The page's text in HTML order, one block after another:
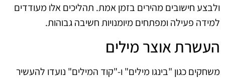
ולבצע חישובים מהירים בזמן אמת. תהליכים אלו מעודדים
למידה פעילה ומפתחים מיומנויות חשיבה גבוהות.
העשרת אוצר מילים
משחקים כגון "בינגו מילים" ו-"קוד המילים" נועדו להעשיר